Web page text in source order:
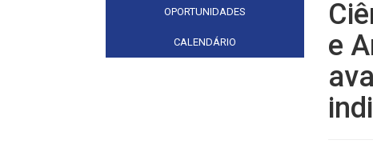
OPORTUNIDADES
CALENDÁRIO
e